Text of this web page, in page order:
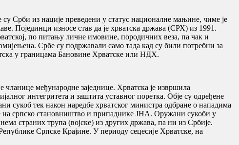
Срби из нације преведени у статус националне мањине, чиме је
Појединци износе став да је хрватска држава (СРХ) из 1991.
по питању личне имовине, породичних веза, па чак и
Србе су подржавали само тада кад су били потребни за
у границама Бановине Хрватске или НДХ.
међународне заједнице. Хрватска је извршила
интегритета и заштита уставног поретка. Обје су одређене
тек након наредбе хрватског министра одбране о нападима
на српско становништво и припаднике ЈНА. Оружани сукоби у
страних трупа (војске) из других држава, па ни из Србије.
Српске Крајине. У периоду сецесије Хрватске, на